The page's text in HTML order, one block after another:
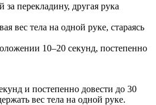
за перекладину, другая рука
вес тела на одной руке, стараясь
10–20 секунд, постепенно
и постепенно довести до 30
вес тела на одной руке.